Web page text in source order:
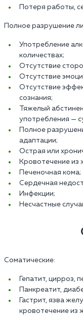
Потеря работы,
Полное разрушение
Употребление
количествах;
Отсутствие
Отсутствие
Отсутствие
сознания;
Тяжелый
употребления —
Полное
адаптации;
Острая или
Кровотечение из
Печеночная кома;
Сердечная
Инфекции;
Несчастные
Соматические:
Гепатит, цирроз,
Панкреатит,
Гастрит, язва
кровотечение из